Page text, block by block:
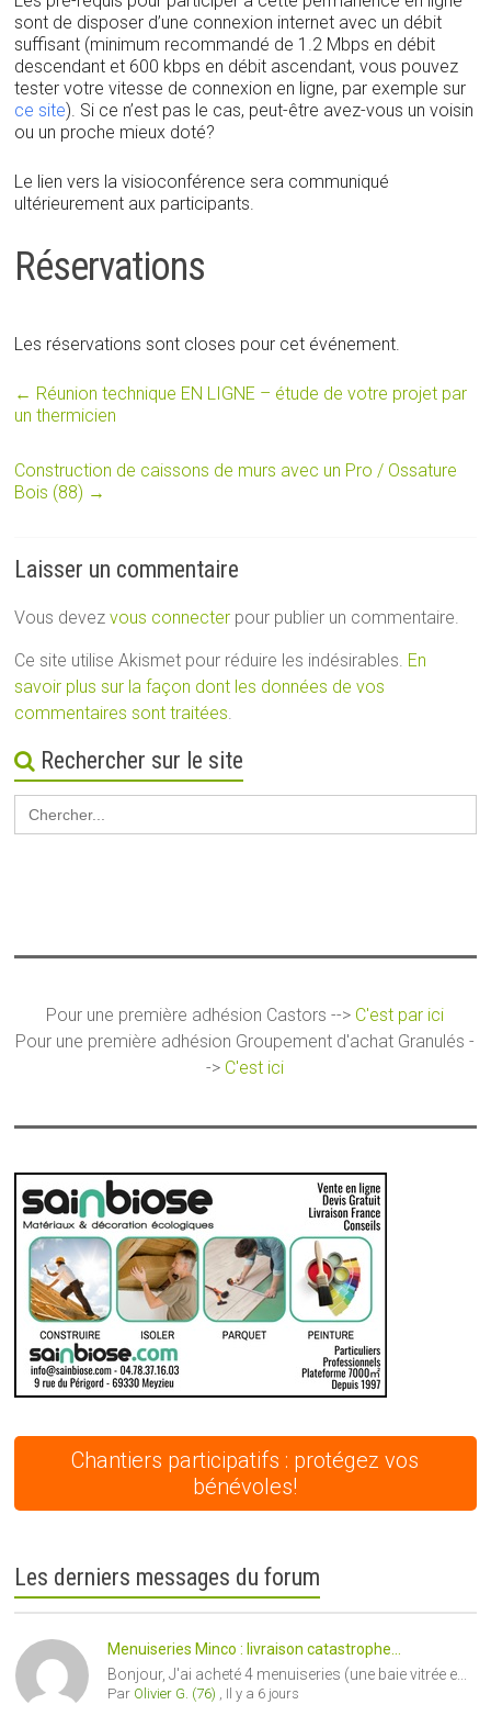
sont de disposer d’une connexion internet avec un débit
suffisant (minimum recommandé de 1.2 Mbps en débit
descendant et 600 kbps en débit ascendant, vous pouvez
tester votre vitesse de connexion en ligne, par exemple sur
ce site). Si ce n’est pas le cas, peut-être avez-vous un voisin
ou un proche mieux doté?
Le lien vers la visioconférence sera communiqué
ultérieurement aux participants.
Réservations
Les réservations sont closes pour cet événement.
← Réunion technique EN LIGNE – étude de votre projet par
un thermicien
Construction de caissons de murs avec un Pro / Ossature
Bois (88) →
Laisser un commentaire
Vous devezvous connecter pour publier un commentaire.
Ce site utilise Akismet pour réduire les indésirables. En
savoir plus sur la façon dont les données de vos
commentaires sont traitées.
Rechercher sur le site
Search
for:
Pour une première adhésion Castors --> C'est par ici
Pour une première adhésion Groupement d'achat Granulés -
-> C'est ici
Chantiers participatifs : protégez vos
bénévoles!
Les derniers messages du forum
Menuiseries Minco : livraison catastrophe...
Bonjour, J'ai acheté 4 menuiseries (une baie vitrée e...
Par Olivier G. (76) Il y a 6 jours